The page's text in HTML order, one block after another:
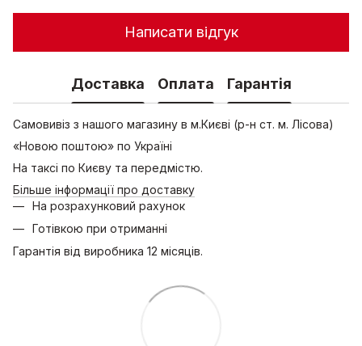
Написати відгук
Доставка Оплата Гарантія
Самовивіз з нашого магазину в м.Києві (р-н ст. м. Лісова)
«Новою поштою» по Україні
На таксі по Києву та передмістю.
Більше інформації про доставку
На розрахунковий рахунок
Готівкою при отриманні
Гарантія від виробника 12 місяців.